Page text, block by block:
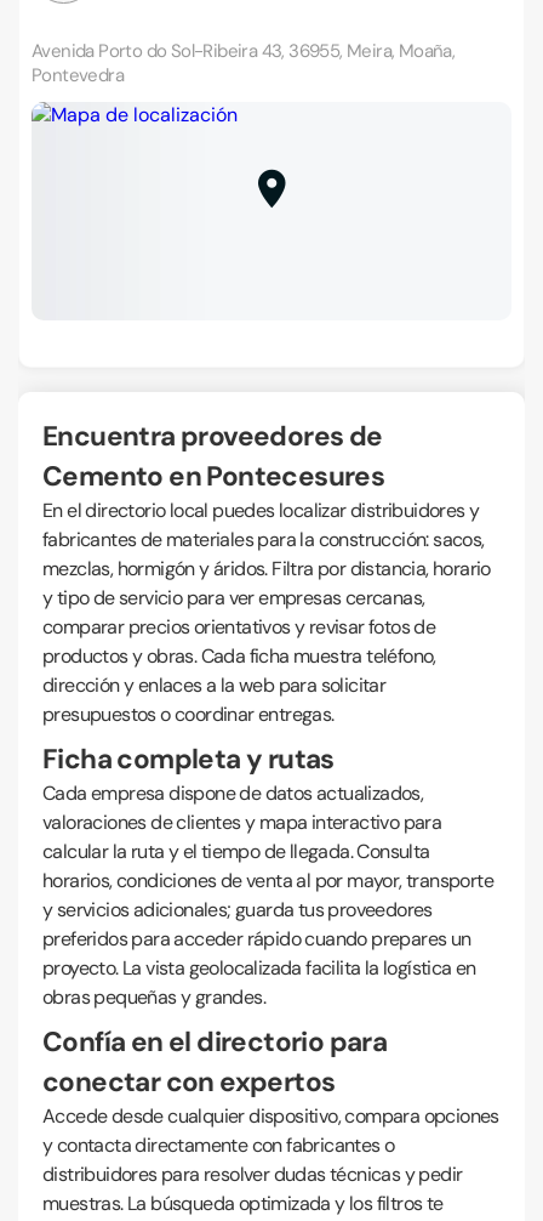
Avenida Porto do Sol-Ribeira 43, 36955, Meira, Moaña,
Pontevedra
Encuentra proveedores de
Cemento en Pontecesures
En el directorio local puedes localizar distribuidores y
fabricantes de materiales para la construcción: sacos,
mezclas, hormigón y áridos. Filtra por distancia, horario
y tipo de servicio para ver empresas cercanas,
comparar precios orientativos y revisar fotos de
productos y obras. Cada ficha muestra teléfono,
dirección y enlaces a la web para solicitar
presupuestos o coordinar entregas.
Ficha completa y rutas
Cada empresa dispone de datos actualizados,
valoraciones de clientes y mapa interactivo para
calcular la ruta y el tiempo de llegada. Consulta
horarios, condiciones de venta al por mayor, transporte
y servicios adicionales; guarda tus proveedores
preferidos para acceder rápido cuando prepares un
proyecto. La vista geolocalizada facilita la logística en
obras pequeñas y grandes.
Confía en el directorio para
conectar con expertos
Accede desde cualquier dispositivo, compara opciones
y contacta directamente con fabricantes o
distribuidores para resolver dudas técnicas y pedir
muestras. La búsqueda optimizada y los filtros te